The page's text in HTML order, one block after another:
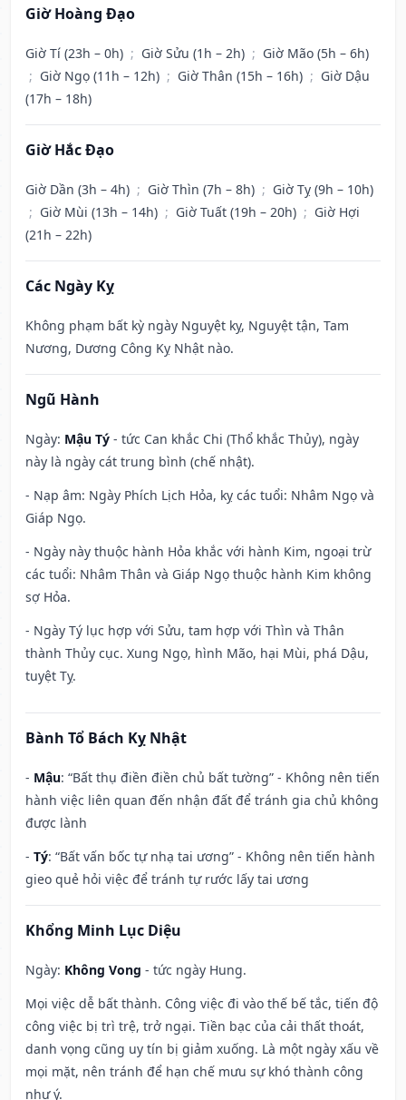
Giờ Hoàng Đạo
Giờ Tí (23h – 0h) ; Giờ Sửu (1h – 2h) ; Giờ Mão (5h – 6h)
; Giờ Ngọ (11h – 12h) ; Giờ Thân (15h – 16h) ; Giờ Dậu
(17h – 18h)
Giờ Hắc Đạo
Giờ Dần (3h – 4h) ; Giờ Thìn (7h – 8h) ; Giờ Tỵ (9h – 10h)
; Giờ Mùi (13h – 14h) ; Giờ Tuất (19h – 20h) ; Giờ Hợi
(21h – 22h)
Các Ngày Kỵ
Không phạm bất kỳ ngày Nguyệt kỵ, Nguyệt tận, Tam
Nương, Dương Công Kỵ Nhật nào.
Ngũ Hành
Ngày: Mậu Tý - tức Can khắc Chi (Thổ khắc Thủy), ngày
này là ngày cát trung bình (chế nhật).
- Nạp âm: Ngày Phích Lịch Hỏa, kỵ các tuổi: Nhâm Ngọ và
Giáp Ngọ.
- Ngày này thuộc hành Hỏa khắc với hành Kim, ngoại trừ
các tuổi: Nhâm Thân và Giáp Ngọ thuộc hành Kim không
sợ Hỏa.
- Ngày Tý lục hợp với Sửu, tam hợp với Thìn và Thân
thành Thủy cục. Xung Ngọ, hình Mão, hại Mùi, phá Dậu,
tuyệt Tỵ.
Bành Tổ Bách Kỵ Nhật
- Mậu: “Bất thụ điền điền chủ bất tường” - Không nên tiến
hành việc liên quan đến nhận đất để tránh gia chủ không
được lành
- Tý: “Bất vấn bốc tự nhạ tai ương” - Không nên tiến hành
gieo quẻ hỏi việc để tránh tự rước lấy tai ương
Khổng Minh Lục Diệu
Ngày: Không Vong - tức ngày Hung.
Mọi việc dễ bất thành. Công việc đi vào thế bế tắc, tiến độ
công việc bị trì trệ, trở ngại. Tiền bạc của cải thất thoát,
danh vọng cũng uy tín bị giảm xuống. Là một ngày xấu về
mọi mặt, nên tránh để hạn chế mưu sự khó thành công
như ý.